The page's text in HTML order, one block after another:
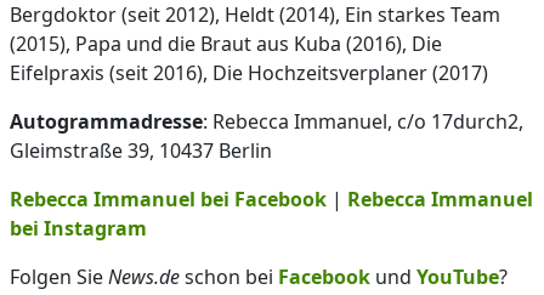
Bergdoktor (seit 2012), Heldt (2014), Ein starkes Team
(2015), Papa und die Braut aus Kuba (2016), Die
Eifelpraxis (seit 2016), Die Hochzeitsverplaner (2017)
Autogrammadresse: Rebecca Immanuel, c/o 17durch2,
Gleimstraße 39, 10437 Berlin
Rebecca Immanuel bei Facebook | Rebecca Immanuel
bei Instagram
Folgen SieNews.deschon bei Facebook und YouTube?